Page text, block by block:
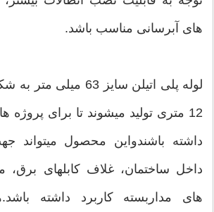
های آبرسانی مناسب باشد.
12 متری تولید میشوند تا برای پروژه
داشته باشندواین محصول میتواند
داخل ساختمان، غلاف کابلهای برق،
های مداربسته کاربرد داشته